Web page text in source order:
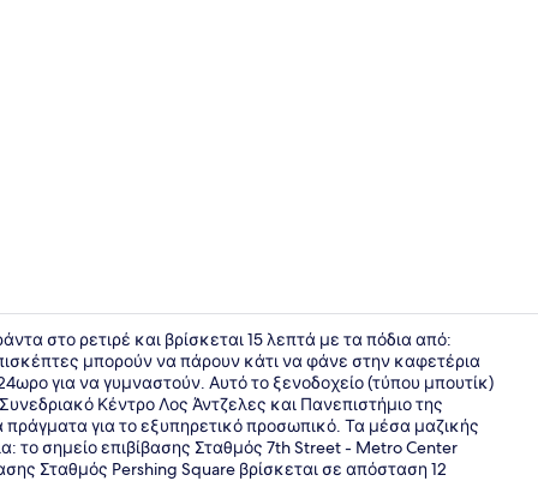
στο ρετιρέ και βρίσκεται 15 λεπτά με τα πόδια από:
μπορούν να πάρουν κάτι να φάνε στην καφετέρια
για να γυμναστούν. Αυτό το ξενοδοχείο (τύπου μπουτίκ)
Κέντρο Λος Άντζελες και Πανεπιστήμιο της
πράγματα για το εξυπηρετικό προσωπικό. Τα μέσα μαζικής
το σημείο επιβίβασης Σταθμός 7th Street - Metro Center
Σταθμός Pershing Square βρίσκεται σε απόσταση 12